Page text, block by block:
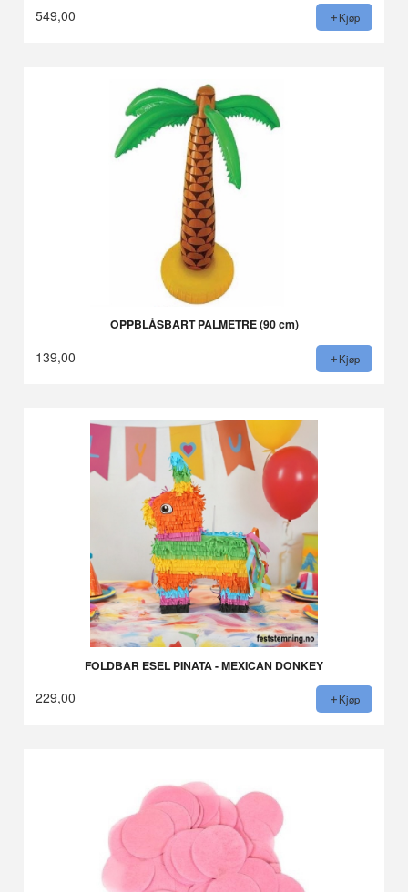
549,00 Kjøp
OPPBLÅSBART PALMETRE (90 cm)
139,00 Kjøp
FOLDBAR ESEL PINATA - MEXICAN DONKEY
229,00 Kjøp